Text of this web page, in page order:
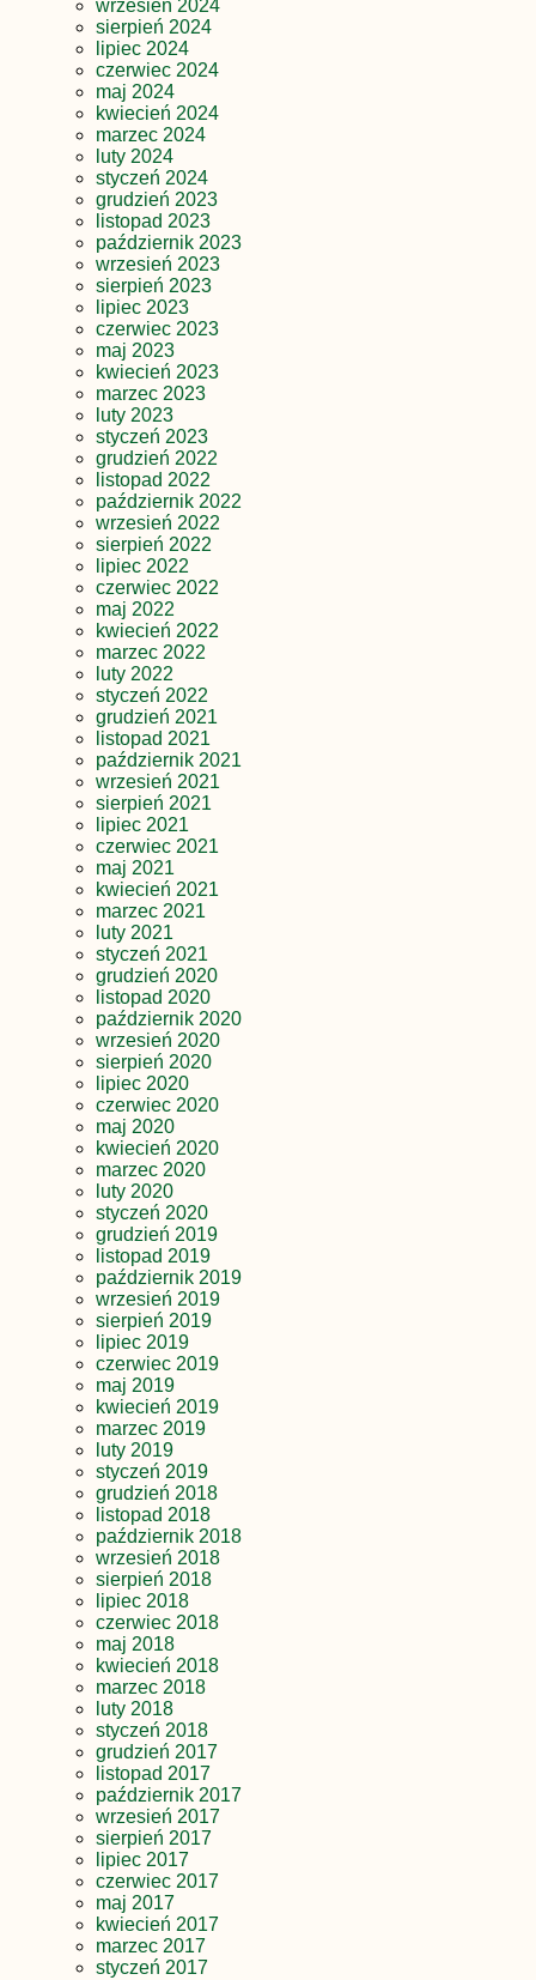
wrzesień 2024
sierpień 2024
lipiec 2024
czerwiec 2024
maj 2024
kwiecień 2024
marzec 2024
luty 2024
styczeń 2024
grudzień 2023
listopad 2023
październik 2023
wrzesień 2023
sierpień 2023
lipiec 2023
czerwiec 2023
maj 2023
kwiecień 2023
marzec 2023
luty 2023
styczeń 2023
grudzień 2022
listopad 2022
październik 2022
wrzesień 2022
sierpień 2022
lipiec 2022
czerwiec 2022
maj 2022
kwiecień 2022
marzec 2022
luty 2022
styczeń 2022
grudzień 2021
listopad 2021
październik 2021
wrzesień 2021
sierpień 2021
lipiec 2021
czerwiec 2021
maj 2021
kwiecień 2021
marzec 2021
luty 2021
styczeń 2021
grudzień 2020
listopad 2020
październik 2020
wrzesień 2020
sierpień 2020
lipiec 2020
czerwiec 2020
maj 2020
kwiecień 2020
marzec 2020
luty 2020
styczeń 2020
grudzień 2019
listopad 2019
październik 2019
wrzesień 2019
sierpień 2019
lipiec 2019
czerwiec 2019
maj 2019
kwiecień 2019
marzec 2019
luty 2019
styczeń 2019
grudzień 2018
listopad 2018
październik 2018
wrzesień 2018
sierpień 2018
lipiec 2018
czerwiec 2018
maj 2018
kwiecień 2018
marzec 2018
luty 2018
styczeń 2018
grudzień 2017
listopad 2017
październik 2017
wrzesień 2017
sierpień 2017
lipiec 2017
czerwiec 2017
maj 2017
kwiecień 2017
marzec 2017
styczeń 2017